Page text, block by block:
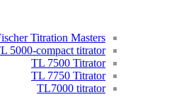
Titration Masters
5000-compact titrator
TL 7500 Titrator
TL 7750 Titrator
TL7000 titrator